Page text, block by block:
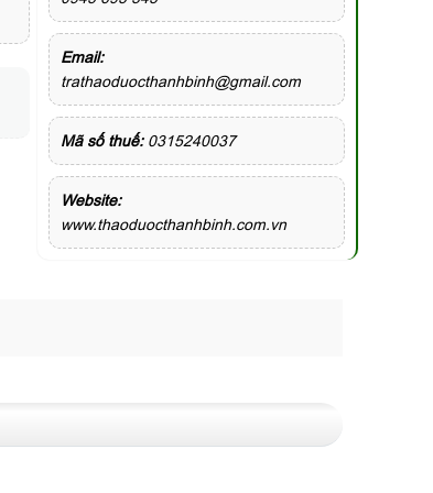
Email:
trathaoduocthanhbinh@gmail.com
Mã số thuế: 0315240037
Website:
www.thaoduocthanhbinh.com.vn